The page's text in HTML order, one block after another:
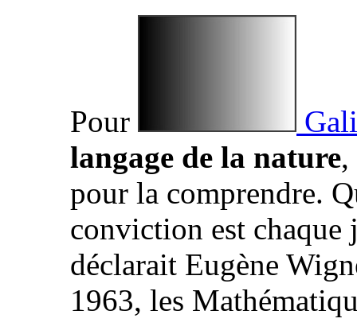
Pour
langage de la nature,
pour la comprendre.
conviction est
déclarait Eugène
1963, les